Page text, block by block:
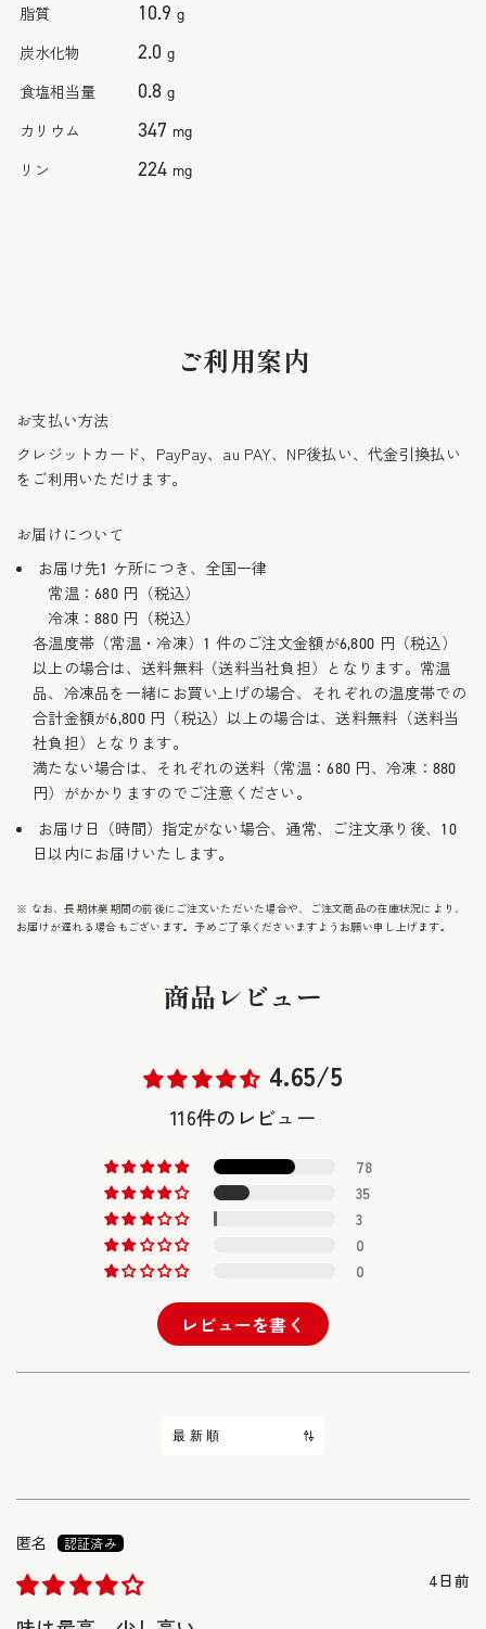
脂質 10.9 g
炭水化物 2.0 g
食塩相当量 0.8 g
カリウム 347 mg
リン 224 mg
ご利用案内
お支払い方法
クレジットカード、PayPay、au PAY、NP後払い、代金引換払い
をご利用いただけます。
お届けについて
お届け先1 ケ所につき、全国一律
常温：680 円（税込）
冷凍：880 円（税込）
各温度帯（常温・冷凍）1 件のご注文金額が6,800 円（税込）
以上の場合は、送料無料（送料当社負担）となります。常温
品、冷凍品を一緒にお買い上げの場合、それぞれの温度帯での
合計金額が6,800 円（税込）以上の場合は、送料無料（送料当
社負担）となります。
満たない場合は、それぞれの送料（常温：680 円、冷凍：880
円）がかかりますのでご注意ください。
お届け日（時間）指定がない場合、通常、ご注文承り後、10
日以内にお届けいたします。
※ なお、長期休業期間の前後にご注文いただいた場合や、ご注文商品の在庫状況により、
お届けが遅れる場合もございます。予めご了承くださいますようお願い申し上げます。
商品レビュー
4.65/5
116件のレビュー
78
35
3
0
0
レビューを書く
Sort by
4日前
匿名